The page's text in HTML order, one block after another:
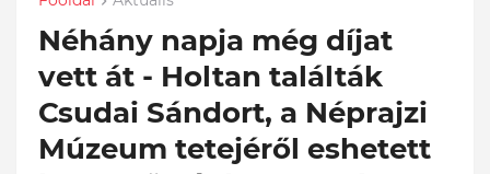
Néhány napja még díjat
vett át - Holtan találták
Csudai Sándort, a Néprajzi
Múzeum tetejéről eshetett